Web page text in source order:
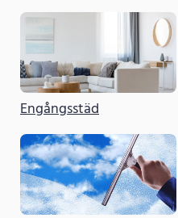
Engångsstäd